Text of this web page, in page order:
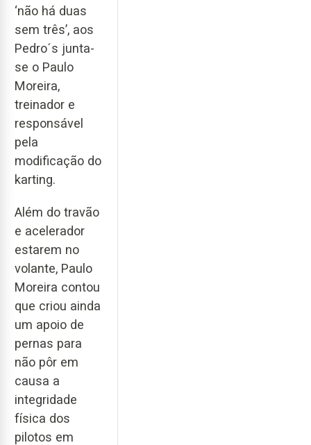
‘não há duas
sem três’, aos
Pedro´s junta-
se o Paulo
Moreira,
treinador e
responsável
pela
modificação do
karting.
Além do travão
e acelerador
estarem no
volante, Paulo
Moreira contou
que criou ainda
um apoio de
pernas para
não pôr em
causa a
integridade
física dos
pilotos em